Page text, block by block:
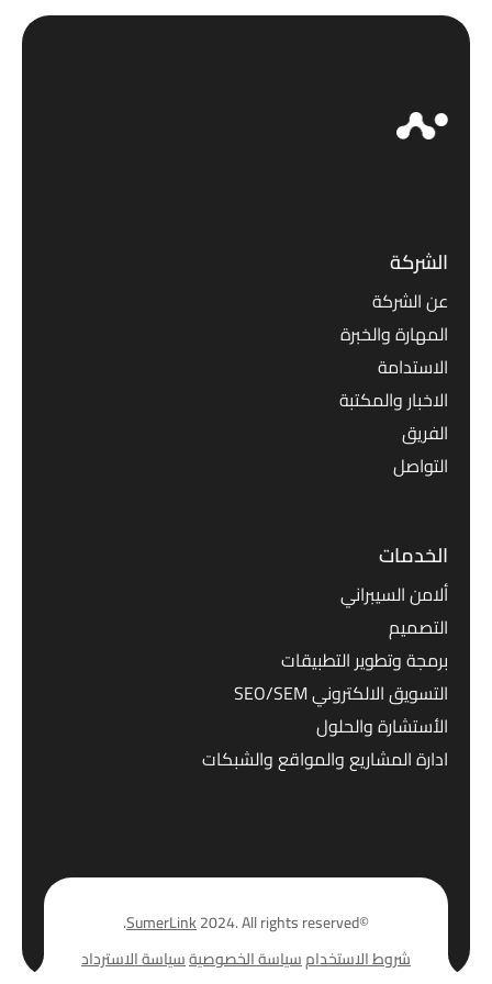
الشركة
عن الشركة
المهارة والخبرة
الاستدامة
الاخبار والمكتبة
الفريق
التواصل
الخدمات
ألامن السيبراني
التصميم
برمجة وتطوير التطبيقات
التسويق الالكتروني SEO/SEM
الأستشارة والحلول
ادارة المشاريع والمواقع والشبكات
©
SumerLink2024. All rights reserved.
شروط الاستخدامسياسة الخصوصيةسياسة الاسترداد